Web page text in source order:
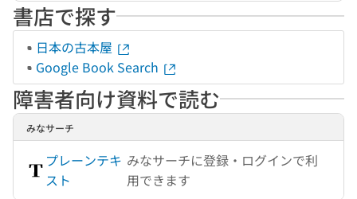
書店で探す
日本の古本屋
Google Book Search
障害者向け資料で読む
みなサーチ
プレーンテキ
スト
みなサーチに登録・ログインで利
用できます